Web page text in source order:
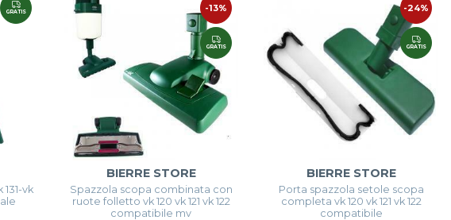
GRATIS
vk
-13%
GRATIS
BIERRE STORE
Spazzola scopa combinata con
ruote folletto vk 120 vk 121 vk 122
compatibile mv
-24%
GRATIS
BIERRE STORE
Porta spazzola setole scopa
completa vk 120 vk 121 vk 122
compatibile